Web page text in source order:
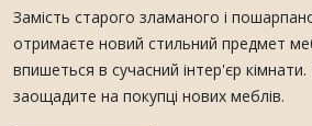
Замість старого зламаного і
отримаєте новий стильний предмет
впишеться в сучасний інтер'єр
заощадите на покупці нових меблів.